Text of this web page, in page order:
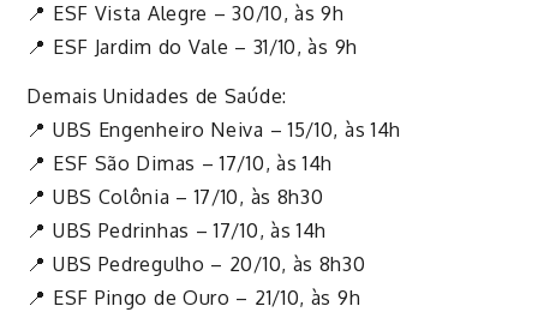
📍 ESF Vista Alegre – 30/10, às 9h
📍 ESF Jardim do Vale – 31/10, às 9h
Demais Unidades de Saúde:
📍 UBS Engenheiro Neiva – 15/10, às 14h
📍 ESF São Dimas – 17/10, às 14h
📍 UBS Colônia – 17/10, às 8h30
📍 UBS Pedrinhas – 17/10, às 14h
📍 UBS Pedregulho – 20/10, às 8h30
📍 ESF Pingo de Ouro – 21/10, às 9h